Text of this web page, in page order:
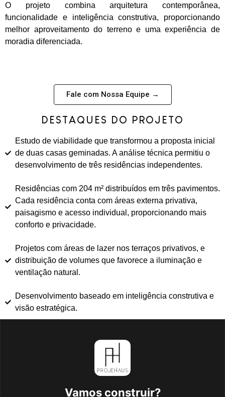
O projeto combina arquitetura contemporânea,
funcionalidade e inteligência construtiva, proporcionando
melhor aproveitamento do terreno e uma experiência de
moradia diferenciada.
Fale com Nossa Equipe →
DESTAQUES DO PROJETO
Estudo de viabilidade que transformou a proposta inicial
de duas casas geminadas. A análise técnica permitiu o
desenvolvimento de três residências independentes.
Residências com 204 m² distribuídos em três pavimentos.
Cada residência conta com áreas externa privativa,
paisagismo e acesso individual, proporcionando mais
conforto e privacidade.
Projetos com áreas de lazer nos terraços privativos, e
distribuição de volumes que favorece a iluminação e
ventilação natural.
Desenvolvimento baseado em inteligência construtiva e
visão estratégica.
Vamos construir?